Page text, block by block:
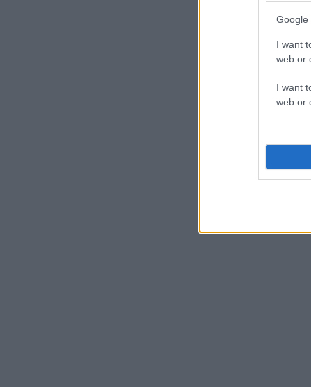
Google
I want
web or
I want
web or